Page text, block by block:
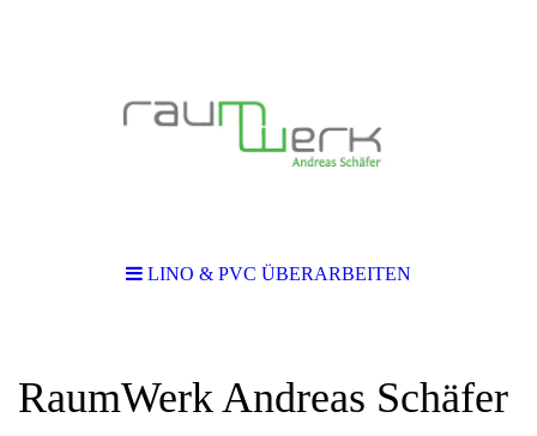
LINO & PVC ÜBERARBEITEN
RaumWerk Andreas Schäfer